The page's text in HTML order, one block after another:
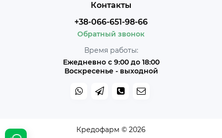
Контакты
+38-066-651-98-66
Обратный звонок
Время работы:
Ежедневно с 9:00 до 18:00
Воскресенье - выходной
Кредофарм © 2026